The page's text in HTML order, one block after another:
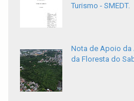
Turismo - SMEDT.
Nota de Apoio da
da Floresta do